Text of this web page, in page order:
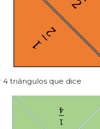
triángulos que dice